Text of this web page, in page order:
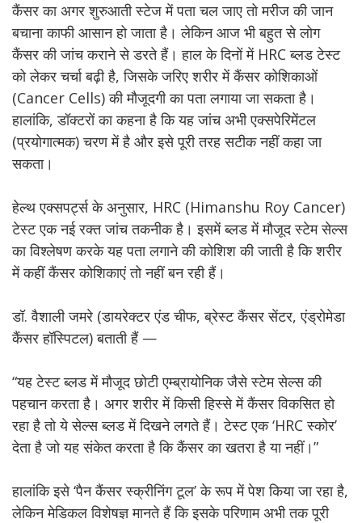
कैंसर का अगर शुरुआती स्टेज में पता चल जाए तो मरीज की जान
बचाना काफी आसान हो जाता है। लेकिन आज भी बहुत से लोग
कैंसर की जांच कराने से डरते हैं। हाल के दिनों में HRC ब्लड टेस्ट
को लेकर चर्चा बढ़ी है, जिसके जरिए शरीर में कैंसर कोशिकाओं
(Cancer Cells) की मौजूदगी का पता लगाया जा सकता है।
हालांकि, डॉक्टरों का कहना है कि यह जांच अभी एक्सपेरिमेंटल
(प्रयोगात्मक) चरण में है और इसे पूरी तरह सटीक नहीं कहा जा
सकता।
हेल्थ एक्सपर्ट्स के अनुसार, HRC (Himanshu Roy Cancer)
टेस्ट एक नई रक्त जांच तकनीक है। इसमें ब्लड में मौजूद स्टेम सेल्स
का विश्लेषण करके यह पता लगाने की कोशिश की जाती है कि शरीर
में कहीं कैंसर कोशिकाएं तो नहीं बन रही हैं।
डॉ. वैशाली जमरे (डायरेक्टर एंड चीफ, ब्रेस्ट कैंसर सेंटर, एंड्रोमेडा
कैंसर हॉस्पिटल) बताती हैं —
“यह टेस्ट ब्लड में मौजूद छोटी एम्ब्रायोनिक जैसे स्टेम सेल्स की
पहचान करता है। अगर शरीर में किसी हिस्से में कैंसर विकसित हो
रहा है तो ये सेल्स ब्लड में दिखने लगते हैं। टेस्ट एक ‘HRC स्कोर’
देता है जो यह संकेत करता है कि कैंसर का खतरा है या नहीं।”
हालांकि इसे ‘पैन कैंसर स्क्रीनिंग टूल’ के रूप में पेश किया जा रहा है,
लेकिन मेडिकल विशेषज्ञ मानते हैं कि इसके परिणाम अभी तक पूरी